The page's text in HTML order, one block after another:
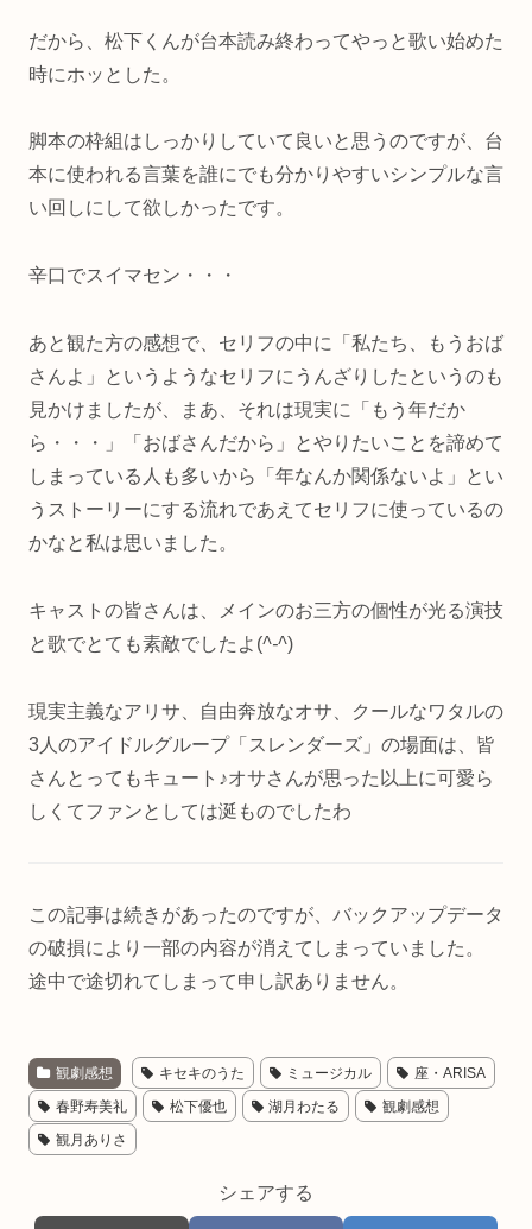
だから、松下くんが台本読み終わってやっと歌い始めた
時にホッとした。
脚本の枠組はしっかりしていて良いと思うのですが、台
本に使われる言葉を誰にでも分かりやすいシンプルな言
い回しにして欲しかったです。
辛口でスイマセン・・・
あと観た方の感想で、セリフの中に「私たち、もうおば
さんよ」というようなセリフにうんざりしたというのも
見かけましたが、まあ、それは現実に「もう年だか
ら・・・」「おばさんだから」とやりたいことを諦めて
しまっている人も多いから「年なんか関係ないよ」とい
うストーリーにする流れであえてセリフに使っているの
かなと私は思いました。
キャストの皆さんは、メインのお三方の個性が光る演技
と歌でとても素敵でしたよ(^-^)
現実主義なアリサ、自由奔放なオサ、クールなワタルの
3人のアイドルグループ「スレンダーズ」の場面は、皆
さんとってもキュート♪オサさんが思った以上に可愛ら
しくてファンとしては涎ものでしたわ
この記事は続きがあったのですが、バックアップデータ
の破損により一部の内容が消えてしまっていました。
途中で途切れてしまって申し訳ありません。
観劇感想 キセキのうた ミュージカル 座・ARISA
春野寿美礼 松下優也 湖月わたる
観劇感想
観月ありさ
シェアする